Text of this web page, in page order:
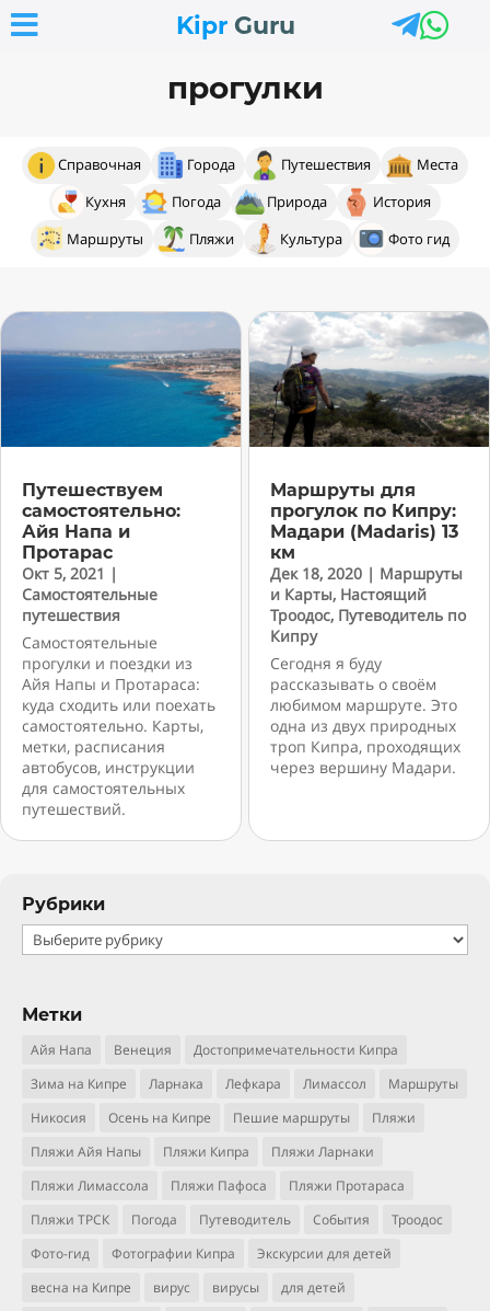
Kipr Guru
 
прогулки
Справочная Города Путешествия
Места
Кухня
Погода Природа
История
Маршруты
Пляжи Культура Фото гид
Путешествуем
самостоятельно:
Айя Напа и
Протарас
Окт 5, 2021 |
Самостоятельные
путешествия
Самостоятельные
прогулки и поездки из
Айя Напы и Протараса:
куда сходить или поехать
самостоятельно. Карты,
метки, расписания
автобусов, инструкции
для самостоятельных
путешествий.
Маршруты для
прогулок по Кипру:
Мадари (Madaris) 13
км
Дек 18, 2020 | Маршруты
и Карты, Настоящий
Троодос, Путеводитель по
Кипру
Сегодня я буду
рассказывать о своём
любимом маршруте. Это
одна из двух природных
троп Кипра, проходящих
через вершину Мадари.
Рубрики
Рубрики
Метки
Айя Напа Венеция
Достопримечательности Кипра
Зима на Кипре
Ларнака Лефкара Лимассол
Маршруты
Никосия
Осень на Кипре Пешие маршруты
Пляжи
Пляжи Айя Напы
Пляжи Кипра
Пляжи Ларнаки
Пляжи Лимассола
Пляжи Пафоса
Пляжи Протараса
Пляжи ТРСК
Погода Путеводитель События
Троодос
Фото-гид
Фотографии Кипра
Экскурсии для детей
весна на Кипре
вирус вирусы
для детей